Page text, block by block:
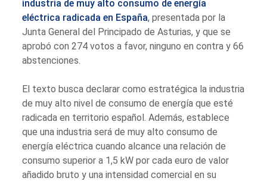
industria de muy alto consumo de energía
eléctrica radicada en España, presentada por la
Junta General del Principado de Asturias, y que se
aprobó con 274 votos a favor, ninguno en contra y 66
abstenciones.
El texto busca declarar como estratégica la industria
de muy alto nivel de consumo de energía que esté
radicada en territorio español. Además, establece
que una industria será de muy alto consumo de
energía eléctrica cuando alcance una relación de
consumo superior a 1,5 kW por cada euro de valor
añadido bruto y una intensidad comercial en su